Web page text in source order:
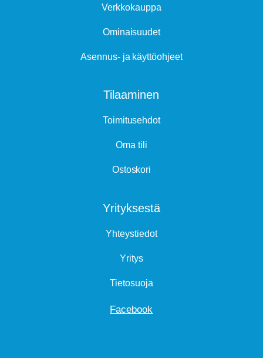
Verkkokauppa
Ominaisuudet
Asennus- ja käyttöohjeet
Tilaaminen
Toimitusehdot
Oma tili
Ostoskori
Yrityksestä
Yhteystiedot
Yritys
Tietosuoja
Facebook